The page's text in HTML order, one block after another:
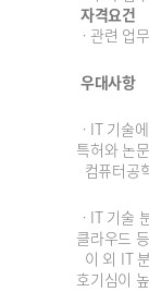
자격요건
ㆍ 관련 업
우대사항
ㆍIT 기술
특허와 논
컴퓨터공
ㆍIT 기술
클라우드
이 외 IT
호기심이